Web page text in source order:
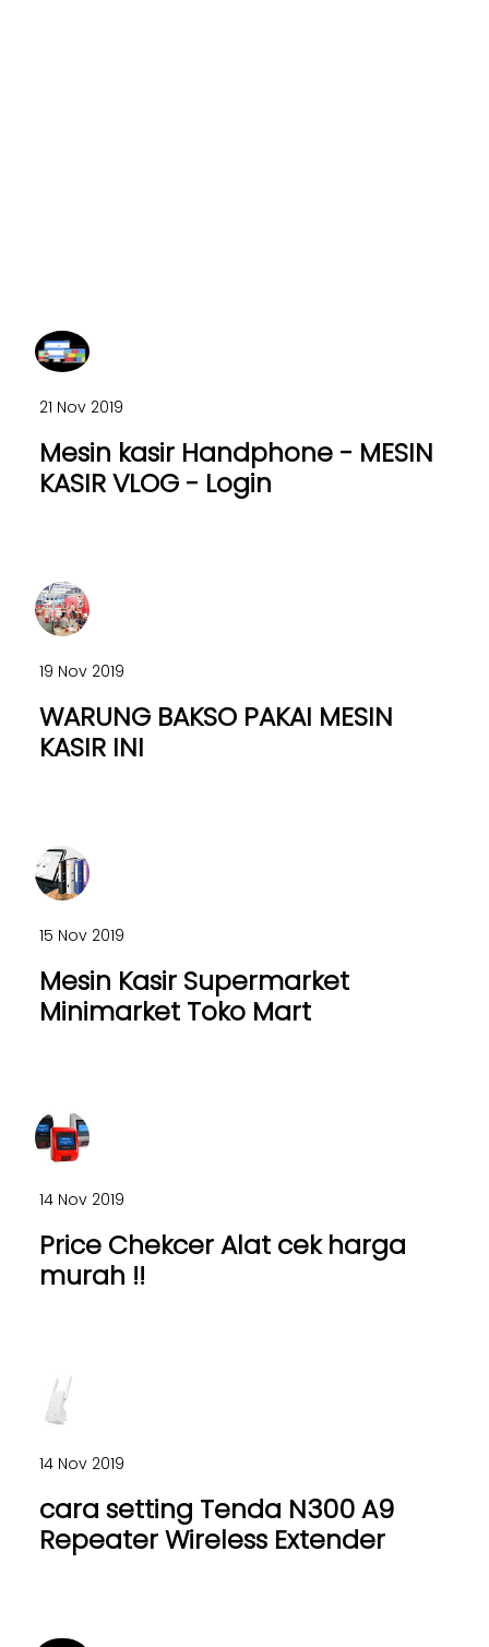
21 Nov 2019
Mesin kasir Handphone - MESIN
KASIR VLOG - Login
19 Nov 2019
WARUNG BAKSO PAKAI MESIN
KASIR INI
15 Nov 2019
Mesin Kasir Supermarket
Minimarket Toko Mart
14 Nov 2019
Price Chekcer Alat cek harga
murah !!
14 Nov 2019
cara setting Tenda N300 A9
Repeater Wireless Extender